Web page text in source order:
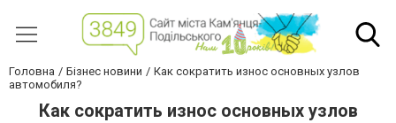
Головна Бізнес новини
Как сократить износ основных узлов
автомобиля?
Как сократить износ основных узлов